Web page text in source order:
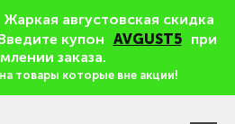
Жаркая августовская скидка
купон AVGUST5
при
заказа.
товары которые вне акции!